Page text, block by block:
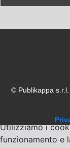
© Publikappa
Utilizziamo i
funzionamento e